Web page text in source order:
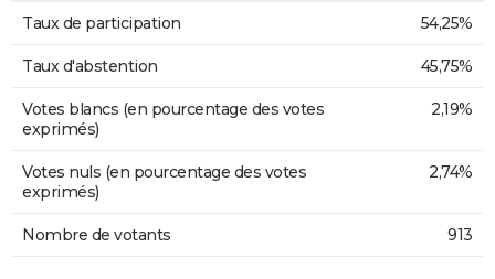
Taux de participation 54,25%
Taux d'abstention 45,75%
Votes blancs (en pourcentage des votes
exprimés)
2,19%
Votes nuls (en pourcentage des votes
exprimés)
2,74%
Nombre de votants 913